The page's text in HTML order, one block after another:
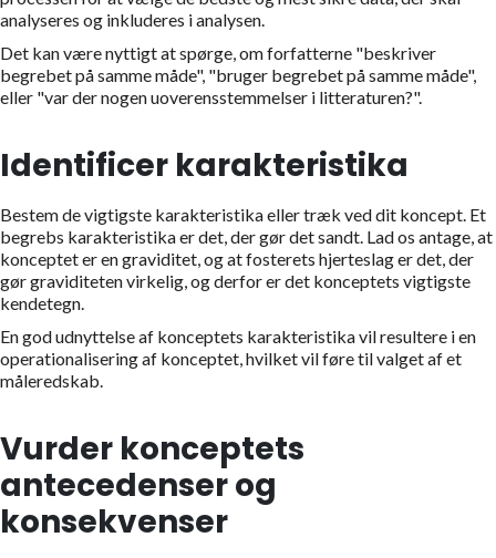
analyseres og inkluderes i analysen.
Det kan være nyttigt at spørge, om forfatterne "beskriver
begrebet på samme måde", "bruger begrebet på samme måde",
eller "var der nogen uoverensstemmelser i litteraturen?".
Identificer karakteristika
Bestem de vigtigste karakteristika eller træk ved dit koncept. Et
begrebs karakteristika er det, der gør det sandt. Lad os antage, at
konceptet er en graviditet, og at fosterets hjerteslag er det, der
gør graviditeten virkelig, og derfor er det konceptets vigtigste
kendetegn.
En god udnyttelse af konceptets karakteristika vil resultere i en
operationalisering af konceptet, hvilket vil føre til valget af et
måleredskab.
Vurder konceptets
antecedenser og
konsekvenser